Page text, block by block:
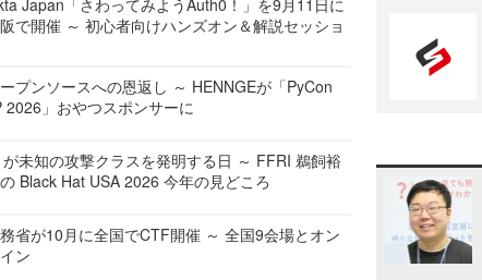
で開催 ～ 初心者向けハンズオン＆解説セッショ
プンソースへの恩返し ～ HENNGEが「PyCon
2026」おやつスポンサーに
が未知の攻撃クラスを発明する日 ～ FFRI 鵜飼裕
Black Hat USA 2026 今年の見どころ
省が10月に全国でCTF開催 ～ 全国9会場とオン
ン